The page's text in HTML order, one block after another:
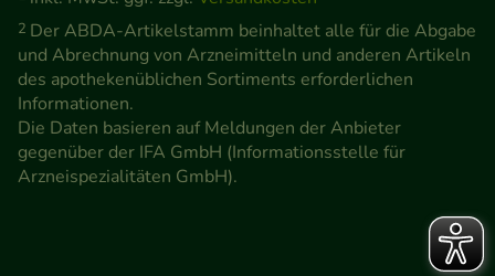
2 Der ABDA-Artikelstamm beinhaltet alle für die Abgabe
und Abrechnung von Arzneimitteln und anderen Artikeln
des apothekenüblichen Sortiments erforderlichen
Informationen.
Die Daten basieren auf Meldungen der Anbieter
gegenüber der IFA GmbH (Informationsstelle für
Arzneispezialitäten GmbH).